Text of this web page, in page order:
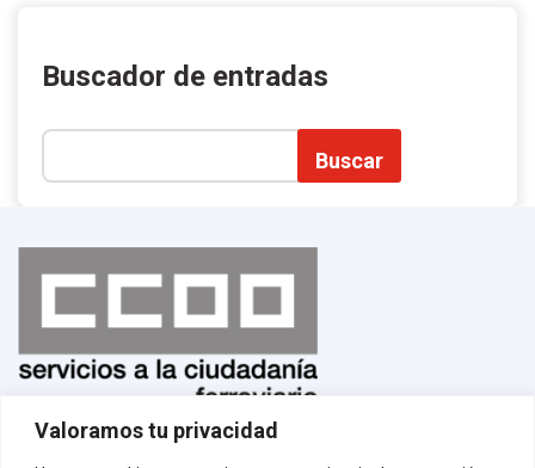
Valoramos tu privacidad
Buscador de entradas
Buscar
Normas de uso